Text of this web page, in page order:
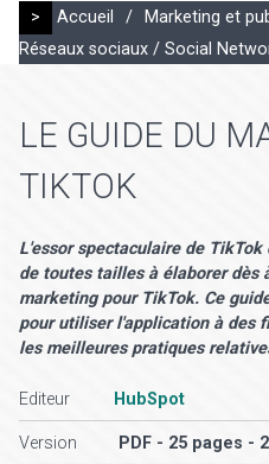
> Accueil / Marketing et
Réseaux sociaux / Social
LE GUIDE DU
TIKTOK
L'essor spectaculaire de
de toutes tailles à élaborer dès
marketing pour TikTok. Ce
pour utiliser l'application à des
les meilleures pratiques
Editeur HubSpot
Version PDF - 25 pages -